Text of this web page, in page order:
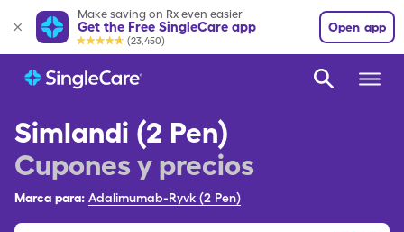
Make saving on Rx even easier
Get the Free SingleCare app
(23,450)
Open app
Simlandi (2 Pen)
Cupones y precios
Marca para: Adalimumab-Ryvk (2 Pen)